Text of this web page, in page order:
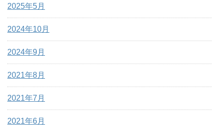
2025年5月
2024年10月
2024年9月
2021年8月
2021年7月
2021年6月